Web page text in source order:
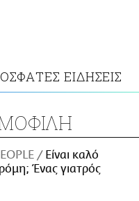
ΕΙΔΗΣΕΙΣ
Είναι καλό
Ένας γιατρός